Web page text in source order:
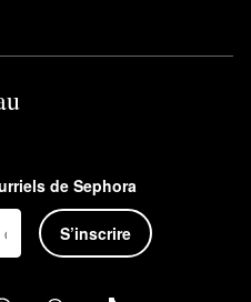
de Sephora
S’inscrire